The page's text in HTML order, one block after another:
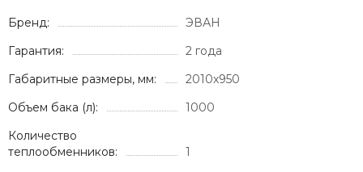
Бренд:
ЭВАН
Гарантия:
2 года
Габаритные размеры, мм:
2010x950
Объем бака (л):
1000
Количество
теплообменников:
1